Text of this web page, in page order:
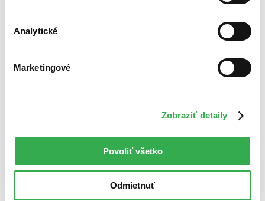
Analytické
Marketingové
Zobraziť detaily
Povoliť všetko
Odmietnuť
Bestsellery
Najdrahšie
vyhovujúci zadaným podmienkam.
Skúste prosím zmeniť vyhľadávaný výraz.